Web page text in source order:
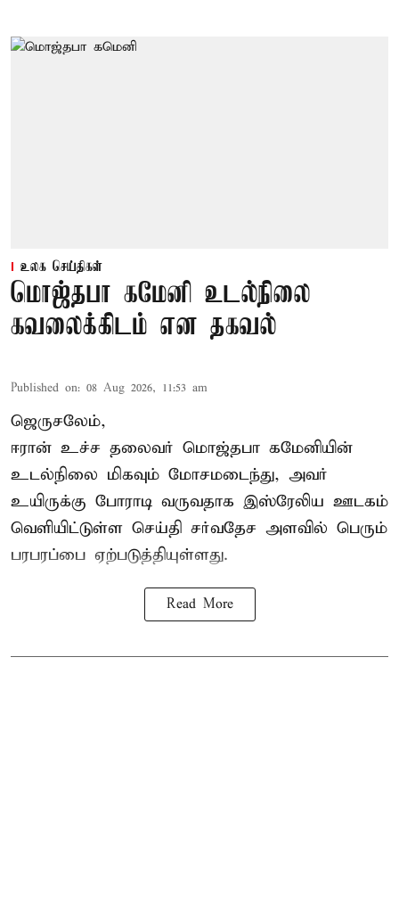
உலக செய்திகள்
மொஜ்தபா கமேனி உடல்நிலை
கவலைக்கிடம் என தகவல்
Published on: 08 Aug 2026, 11:53 am
ஜெருசலேம்,
ஈரான் உச்ச தலைவர் மொஜ்தபா கமேனியின்
உடல்நிலை மிகவும் மோசமடைந்து, அவர்
உயிருக்கு போராடி வருவதாக இஸ்ரேலிய ஊடகம்
வெளியிட்டுள்ள செய்தி சர்வதேச அளவில் பெரும்
பரபரப்பை ஏற்படுத்தியுள்ளது.
Read More